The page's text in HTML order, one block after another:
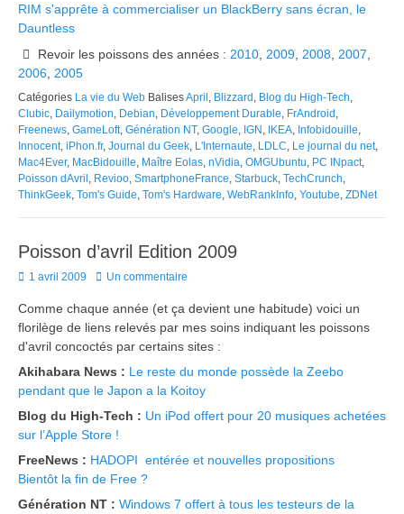
RIM s'apprête à commercialiser un BlackBerry sans écran, le
Dauntless
Revoir les poissons des années : 2010, 2009, 2008 2007
2006 2005
Catégories La vie du Web BalisesApril Blizzard Blog du High-Tech
Clubic Dailymotion Debian Développement Durable FrAndroid
Freenews GameLoft, Génération NT, Google IGN IKEA Infobidouille
Innocent, iPhon.fr, Journal du Geek L'Internaute LDLC Le journal du net,
Mac4Ever, MacBidouille Maître Eolas nVidia OMGUbuntu PC INpact,
Poisson dAvril Revioo SmartphoneFrance Starbuck TechCrunch
ThinkGeek Tom's Guide Tom's Hardware WebRankInfo Youtube ZDNet
Poisson d’avril Edition 2009
Posted
1 avril 2009 Un commentaire
Comme chaque année (et ça devient une habitude) voici un
florilège de liens relevés par mes soins indiquant les poissons
d'avril concoctés par certains sites :
Akihabara News : Le reste du monde possède la Zeebo
pendant que le Japon a la Koitoy
Blog du High-Tech : Un iPod offert pour 20 musiques achetées
sur l’Apple Store !
FreeNews : HADOPI entérée et nouvelles propositions
Bientôt la fin de Free ?
Génération NT : Windows 7 offert à tous les testeurs de la